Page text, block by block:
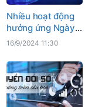
Nhiều hoạt động
hưởng ứng Ngày
Chuyển đổi số
Chuyển đổi số
tỉnh Bình Thuận
16/9/2024 11:30